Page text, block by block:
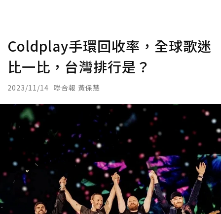
Coldplay手環回收率，全球歌迷
比一比，台灣排行是？
2023/11/14 聯合報 黃保慧